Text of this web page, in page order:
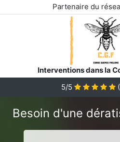
Partenaire du
Interventions dans la
5/5 (
Besoin d'une